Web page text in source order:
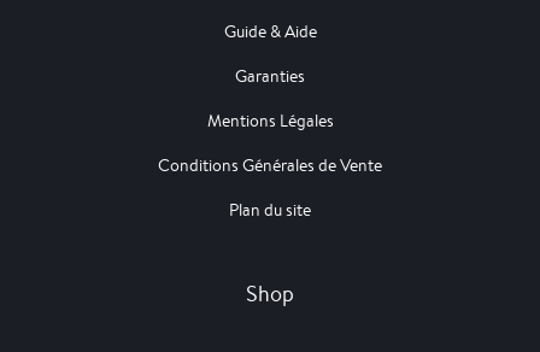
Guide & Aide
Garanties
Mentions Légales
Conditions Générales de Vente
Plan du site
Shop